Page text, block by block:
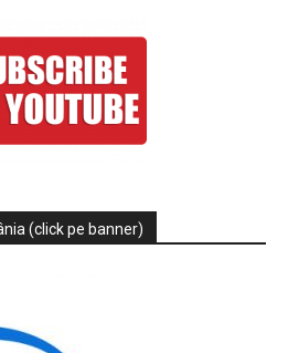
(click pe banner)